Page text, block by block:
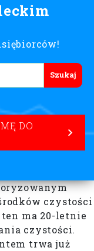
DO
czystości
ma 20-letnie
czystości.
trwa już